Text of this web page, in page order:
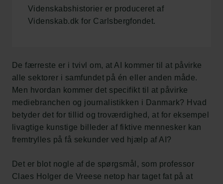
Videnskabshistorier er produceret af
Videnskab.dk for Carlsbergfondet.
De færreste er i tvivl om, at AI kommer til at påvirke
alle sektorer i samfundet på én eller anden måde.
Men hvordan kommer det specifikt til at påvirke
mediebranchen og journalistikken i Danmark? Hvad
betyder det for tillid og troværdighed, at for eksempel
livagtige kunstige billeder af fiktive mennesker kan
fremtrylles på få sekunder ved hjælp af AI?
Det er blot nogle af de spørgsmål, som professor
Claes Holger de Vreese netop har taget fat på at